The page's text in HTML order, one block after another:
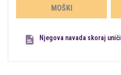
MOŠKI
Njegova navada skoraj